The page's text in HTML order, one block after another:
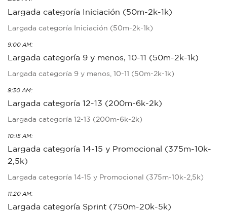
Largada categoría Iniciación (50m-2k-1k)
Largada categoría Iniciación (50m-2k-1k)
9:00 AM:
Largada categoría 9 y menos, 10-11 (50m-2k-1k)
Largada categoría 9 y menos, 10-11 (50m-2k-1k)
9:30 AM:
Largada categoría 12-13 (200m-6k-2k)
Largada categoría 12-13 (200m-6k-2k)
10:15 AM:
Largada categoría 14-15 y Promocional (375m-10k-
2,5k)
Largada categoría 14-15 y Promocional (375m-10k-2,5k)
11:20 AM:
Largada categoría Sprint (750m-20k-5k)